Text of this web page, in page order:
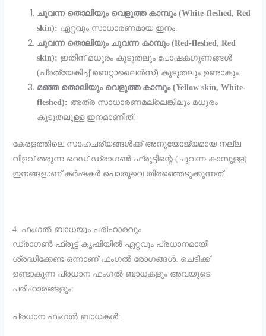
ചുവന്ന തൊലിയും വെളുത്ത കാമ്പും (White-fleshed, Red
skin): ഏറ്റവും സാധാരണമായ ഇനം.
ചുവന്ന തൊലിയും ചുവന്ന കാമ്പും (Red-fleshed, Red
skin): ഇതിന് മധുരം കൂടുതലും പോഷകഗുണങ്ങൾ
(പ്രത്യേകിച്ച് ബെറ്റാലൈൻസ്) കൂടുതലും ഉണ്ടാകും.
മഞ്ഞ തൊലിയും വെളുത്ത കാമ്പും (Yellow skin, White-
fleshed): അത്ര സാധാരണമല്ലെങ്കിലും മധുരം
കൂടുതലുള്ള ഇനമാണിത്.
​കേരളത്തിലെ സാഹചര്യങ്ങൾക്ക് അനുയോജ്യമായ നല്ല
വിളവ് തരുന്ന റെഡ് ഡ്രാഗൺ ഫ്രൂട്ടിന്റെ (ചുവന്ന കാമ്പുള്ള)
ഇനങ്ങളാണ് കർഷകർ പൊതുവെ തിരഞ്ഞെടുക്കുന്നത്.
​4. ഫംഗൽ ബാധയും പരിഹാരവും
​ഡ്രാഗൺ ഫ്രൂട്ട് കൃഷിയിൽ ഏറ്റവും പ്രധാനമായി
ശ്രദ്ധിക്കേണ്ട ഒന്നാണ് ഫംഗൽ രോഗങ്ങൾ. ചെടിക്ക്
ഉണ്ടാകുന്ന പ്രധാന ഫംഗൽ ബാധകളും അവയുടെ
പരിഹാരങ്ങളും:
​പ്രധാന ഫംഗൽ ബാധകൾ: